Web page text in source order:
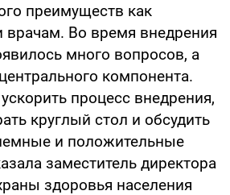
преимуществ как
врачам. Во время внедрения
много вопросов, а
компонента.
процесс внедрения,
круглый стол и обсудить
и положительные
заместитель директора
здоровья населения